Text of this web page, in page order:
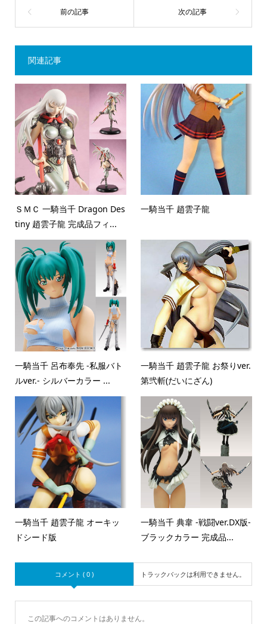
関連記事
ＳＭＣ 一騎当千 Dragon Des
tiny 趙雲子龍 完成品フィ...
一騎当千 趙雲子龍
一騎当千 呂布奉先 -私服バト
ルver.- シルバーカラー ...
一騎当千 趙雲子龍 お祭りver.
第弐斬(だいにざん)
一騎当千 趙雲子龍 オーキッ
ドシード版
一騎当千 典韋 -戦闘ver.DX版-
ブラックカラー 完成品...
コメント ( 0 ) トラックバックは利用できません。
この記事へのコメントはありません。